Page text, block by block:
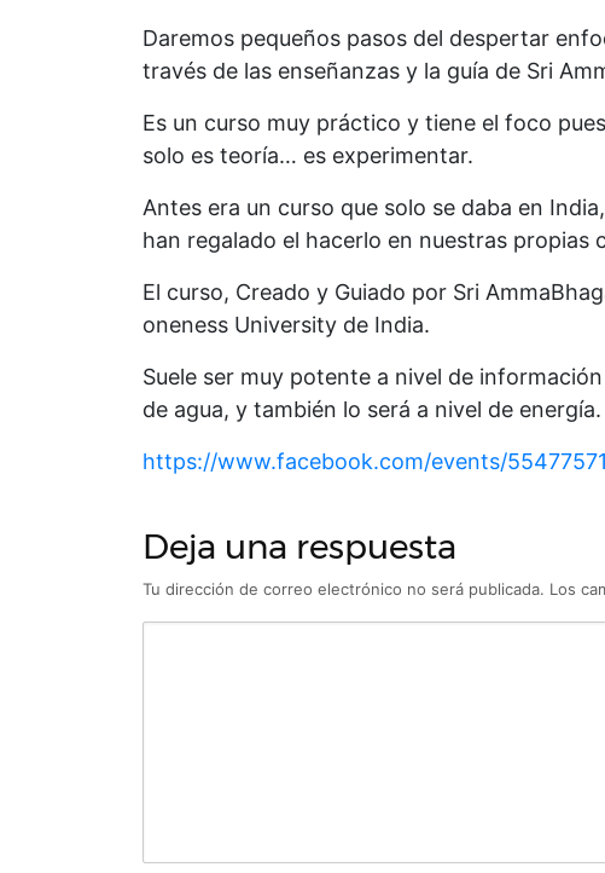
Daremos pequeños pasos del despertar
través de las enseñanzas y la guía de Sri
Es un curso muy práctico y tiene el foco
solo es teoría… es experimentar.
Antes era un curso que solo se daba en
han regalado el hacerlo en nuestras propias
El curso, Creado y Guiado por Sri
oneness University de India.
Suele ser muy potente a nivel de
de agua, y también lo será a nivel de
https://www.facebook.com/events/
Deja una respuesta
Tu dirección de correo electrónico no será publicada. Los